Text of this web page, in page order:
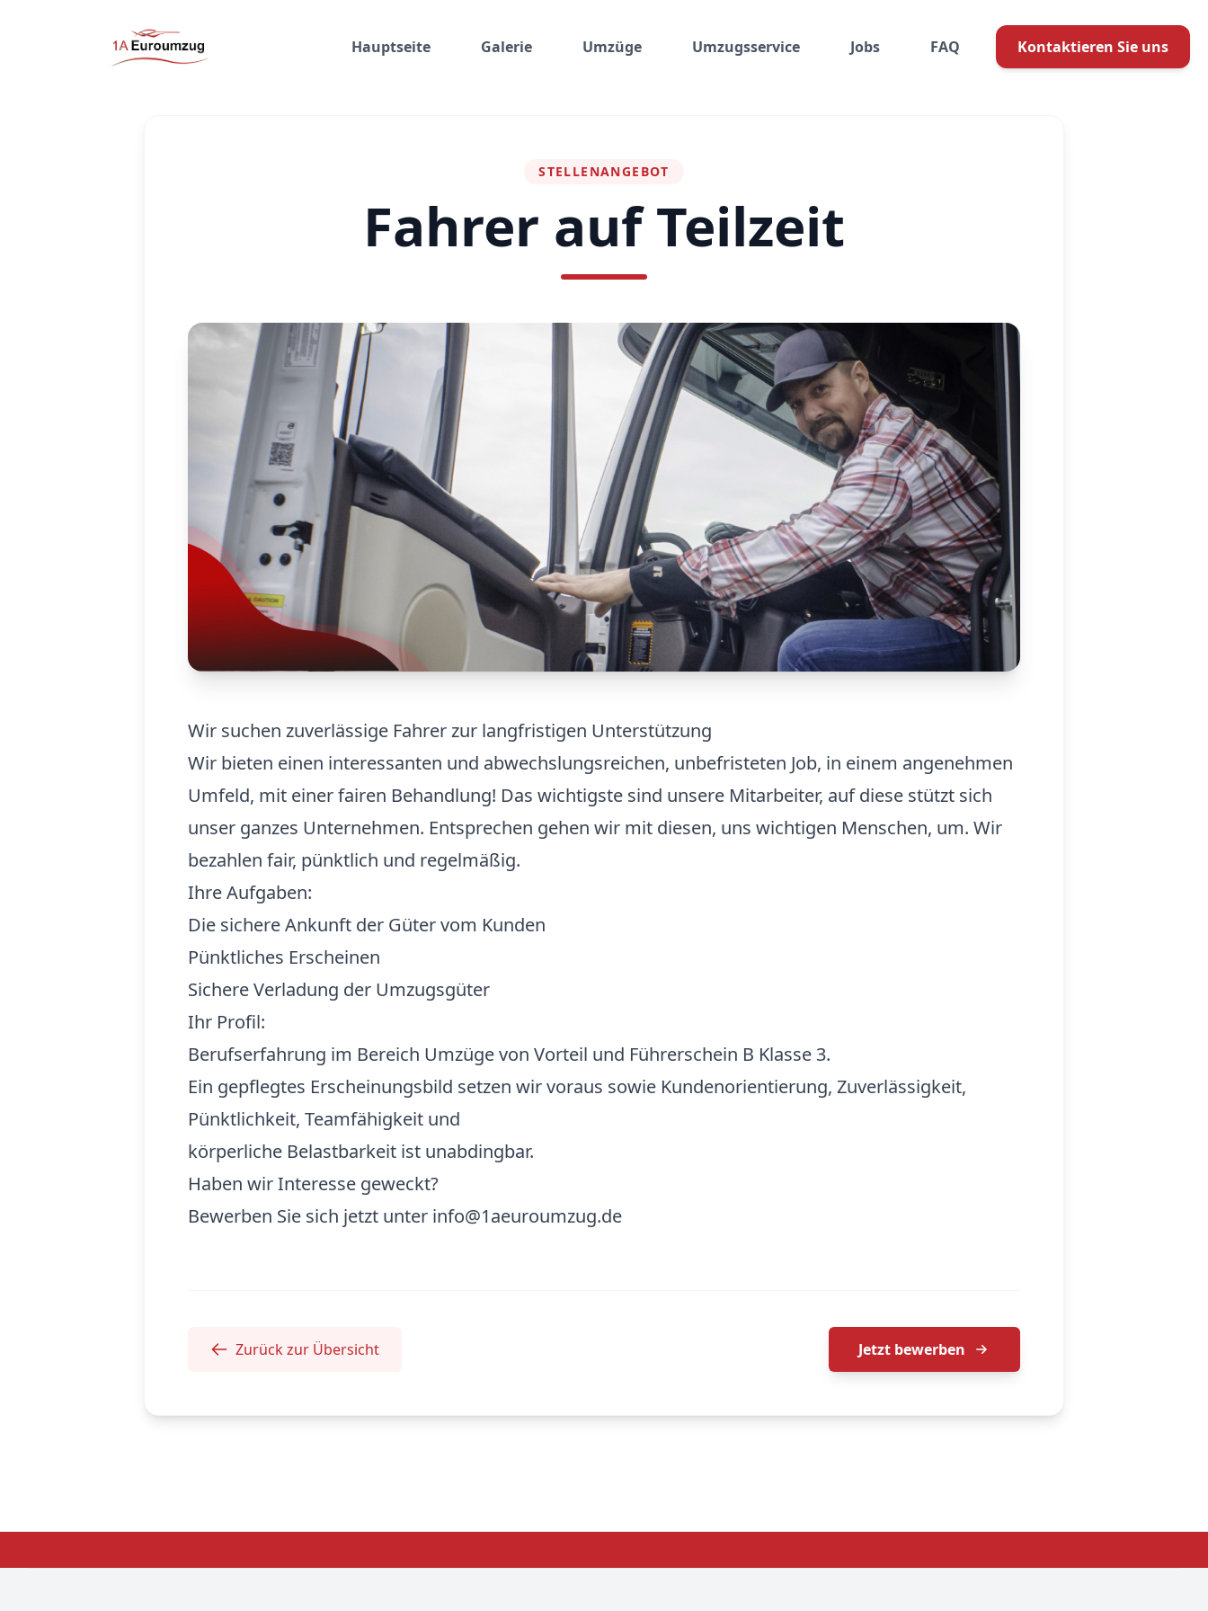
Hauptseite Galerie Umzüge Umzugsservice Jobs FAQ Kontaktieren Sie uns
STELLENANGEBOT
Fahrer auf Teilzeit
Wir suchen zuverlässige Fahrer zur langfristigen Unterstützung
Wir bieten einen interessanten und abwechslungsreichen, unbefristeten Job, in einem angenehmen
Umfeld, mit einer fairen Behandlung! Das wichtigste sind unsere Mitarbeiter, auf diese stützt sich
unser ganzes Unternehmen. Entsprechen gehen wir mit diesen, uns wichtigen Menschen, um. Wir
bezahlen fair, pünktlich und regelmäßig.
Ihre Aufgaben:
Die sichere Ankunft der Güter vom Kunden
Pünktliches Erscheinen
Sichere Verladung der Umzugsgüter
Ihr Profil:
Berufserfahrung im Bereich Umzüge von Vorteil und Führerschein B Klasse 3.
Ein gepflegtes Erscheinungsbild setzen wir voraus sowie Kundenorientierung, Zuverlässigkeit,
Pünktlichkeit, Teamfähigkeit und
körperliche Belastbarkeit ist unabdingbar.
Haben wir Interesse geweckt?
Bewerben Sie sich jetzt unter info@1aeuroumzug.de
Zurück zur Übersicht Jetzt bewerben